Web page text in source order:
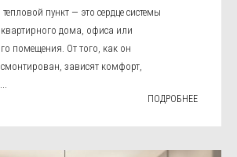
пункт — это сердце системы
дома, офиса или
помещения. От того, как он
зависят комфорт,
ПОДРОБНЕЕ